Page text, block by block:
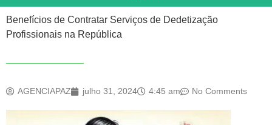
Benefícios de Contratar Serviços de Dedetização
Profissionais na República
AGENCIAPAZ julho 31, 2024 4:45 am No Comments